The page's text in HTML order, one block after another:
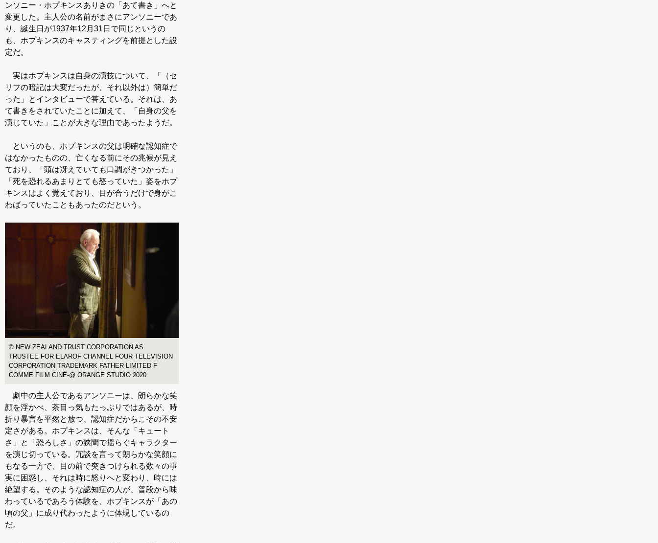
ンソニー・ホプキンスありきの「あて書き」へと
変更した。主人公の名前がまさにアンソニーであ
り、誕生日が1937年12月31日で同じというの
も、ホプキンスのキャスティングを前提とした設
定だ。
実はホプキンスは自身の演技について、「（セ
リフの暗記は大変だったが、それ以外は）簡単だ
った」とインタビューで答えている。それは、あ
て書きをされていたことに加えて、「自身の父を
演じていた」ことが大きな理由であったようだ。
というのも、ホプキンスの父は明確な認知症で
はなかったものの、亡くなる前にその兆候が見え
ており、「頭は冴えていても口調がきつかった」
「死を恐れるあまりとても怒っていた」姿をホプ
キンスはよく覚えており、目が合うだけで身がこ
わばっていたこともあったのだという。
© NEW ZEALAND TRUST CORPORATION AS
TRUSTEE FOR ELAROF CHANNEL FOUR TELEVISION
CORPORATION TRADEMARK FATHER LIMITED F
COMME FILM CINÉ-@ ORANGE STUDIO 2020
劇中の主人公であるアンソニーは、朗らかな笑
顔を浮かべ、茶目っ気もたっぷりではあるが、時
折り暴言を平然と放つ、認知症だからこその不安
定さがある。ホプキンスは、そんな「キュート
さ」と「恐ろしさ」の狭間で揺らぐキャラクター
を演じ切っている。冗談を言って朗らかな笑顔に
もなる一方で、目の前で突きつけられる数々の事
実に困惑し、それは時に怒りへと変わり、時には
絶望する。そのような認知症の人が、普段から味
わっているであろう体験を、ホプキンスが「あの
頃の父」に成り代わったように体現しているの
だ。